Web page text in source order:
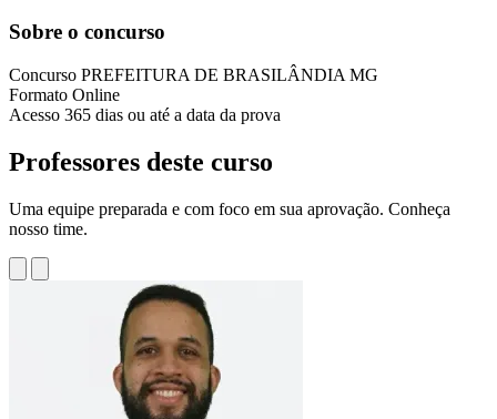
Sobre o concurso
Concurso PREFEITURA DE BRASILÂNDIA MG
Formato Online
Acesso 365 dias ou até a data da prova
Professores deste curso
Uma equipe preparada e com foco em sua aprovação. Conheça
nosso time.